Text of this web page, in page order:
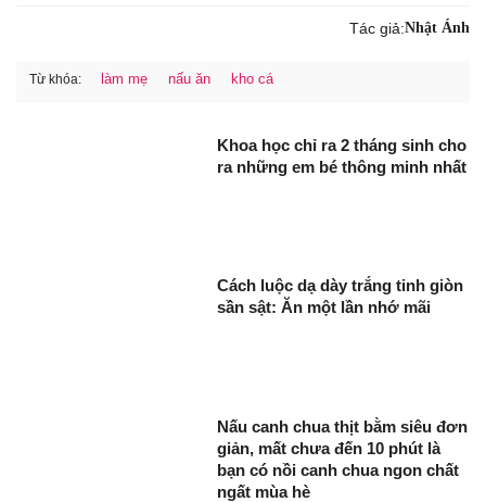
Tác giả:Nhật Ánh
Từ khóa: làm mẹ nấu ăn kho cá
Khoa học chỉ ra 2 tháng sinh cho
ra những em bé thông minh nhất
Cách luộc dạ dày trắng tinh giòn
sần sật: Ăn một lần nhớ mãi
Nấu canh chua thịt bằm siêu đơn
giản, mất chưa đến 10 phút là
bạn có nồi canh chua ngon chất
ngất mùa hè